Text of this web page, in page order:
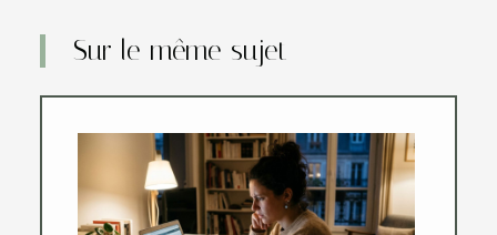
Sur le même sujet